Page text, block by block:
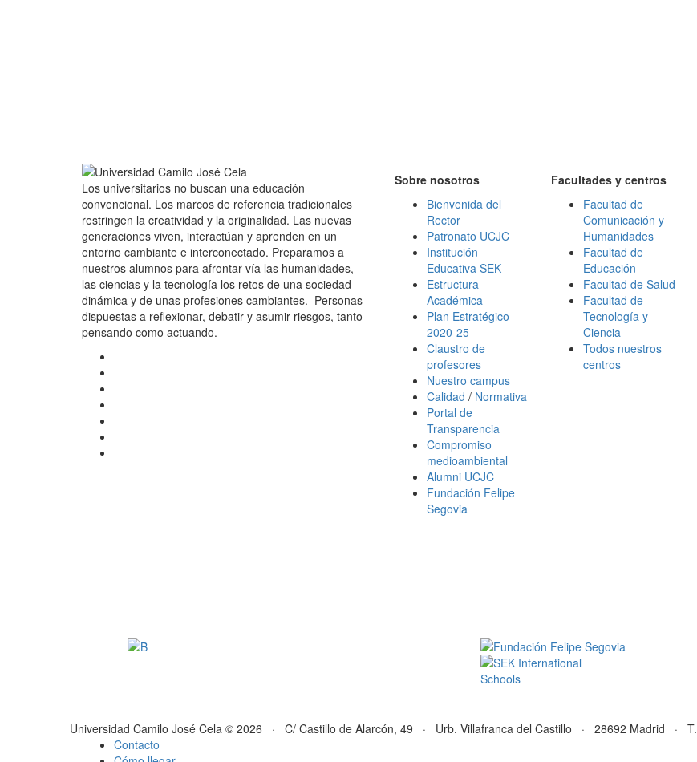
Los universitarios no buscan una educación
convencional. Los marcos de referencia tradicionales
restringen la creatividad y la originalidad. Las nuevas
generaciones viven, interactúan y aprenden en un
entorno cambiante e interconectado. Preparamos a
nuestros alumnos para afrontar vía las humanidades,
las ciencias y la tecnología los retos de una sociedad
dinámica y de unas profesiones cambiantes. Personas
dispuestas a reflexionar, debatir y asumir riesgos, tanto
pensando como actuando.
Sobre nosotros
Bienvenida del
Rector
Patronato UCJC
Institución
Educativa SEK
Estructura
Académica
Plan Estratégico
2020-25
Claustro de
profesores
Nuestro campus
Calidad / Normativa
Portal de
Transparencia
Compromiso
medioambiental
Alumni UCJC
Fundación Felipe
Segovia
Facultades y centros
Facultad de
Comunicación y
Humanidades
Facultad de
Educación
Facultad de Salud
Facultad de
Tecnología y
Ciencia
Todos nuestros
centros
Universidad Camilo José Cela © 2026 · C/ Castillo de Alarcón, 49 · Urb. Villafranca del Castillo · 28692 Madrid · T.
Contacto